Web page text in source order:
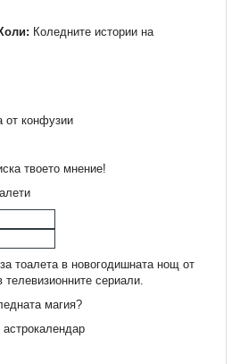
Коледните истории на
от конфузии
твоето мнение!
тоалета в новогодишната нощ от
сериали.
магия?